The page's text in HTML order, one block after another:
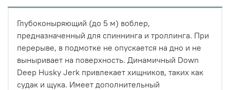
Глубоконыряющий (до 5 м) воблер,
предназначенный для спиннинга и троллинга. При
перерыве, в подмотке не опускается на дно и не
выныривает на поверхность. Динамичный Down
Deep Husky Jerk привлекает хищников, таких как
судак и щука. Имеет дополнительный